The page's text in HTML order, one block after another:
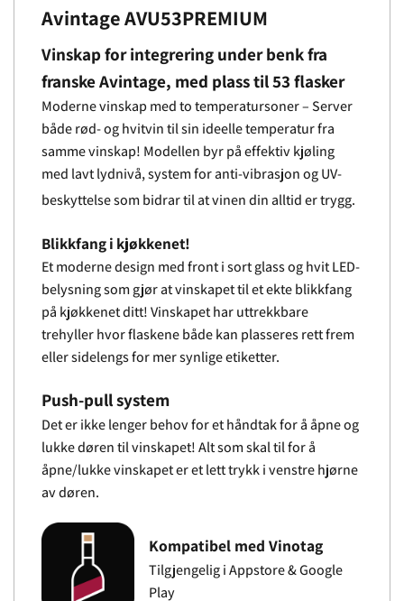
Avintage AVU53PREMIUM
Vinskap for integrering under benk fra
franske Avintage, med plass til 53 flasker
Moderne vinskap med to temperatursoner – Server
både rød- og hvitvin til sin ideelle temperatur fra
samme vinskap! Modellen byr på effektiv kjøling
med lavt lydnivå, system for anti-vibrasjon og UV-
beskyttelse som bidrar til at vinen din alltid er trygg.
Blikkfang i kjøkkenet!
Et moderne design med front i sort glass og hvit LED-
belysning som gjør at vinskapet til et ekte blikkfang
på kjøkkenet ditt! Vinskapet har uttrekkbare
trehyller hvor flaskene både kan plasseres rett frem
eller sidelengs for mer synlige etiketter.
Push-pull system
Det er ikke lenger behov for et håndtak for å åpne og
lukke døren til vinskapet! Alt som skal til for å
åpne/lukke vinskapet er et lett trykk i venstre hjørne
av døren.
Kompatibel med Vinotag
Tilgjengelig i Appstore & Google
Play